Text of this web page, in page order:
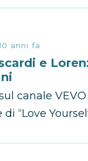
anni fa
e
canale
di “Love